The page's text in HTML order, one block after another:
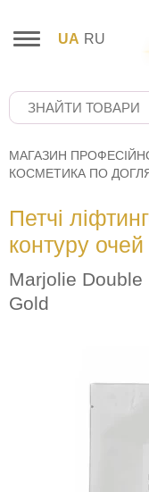
UA RU
МАГАЗИН
КОСМЕТИКА ПО
Петчі
контуру очей
Marjolie
Gold